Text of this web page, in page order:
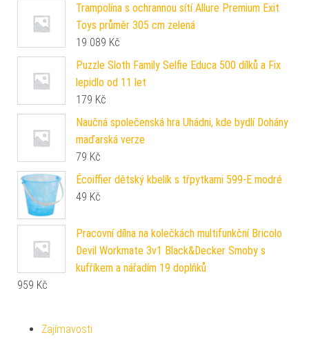
Trampolína s ochrannou sítí Allure Premium Exit
Toys průměr 305 cm zelená
19 089 Kč
Puzzle Sloth Family Selfie Educa 500 dílků a Fix
lepidlo od 11 let
179 Kč
Naučná společenská hra Uhádni, kde bydlí Dohány
maďarská verze
79 Kč
Écoiffier dětský kbelík s třpytkami 599-E modré
49 Kč
Pracovní dílna na kolečkách multifunkční Bricolo
Devil Workmate 3v1 Black&Decker Smoby s
kufříkem a nářadím 19 doplňků
959 Kč
Zajímavosti